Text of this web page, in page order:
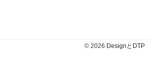
© 2026 DesignとDTP